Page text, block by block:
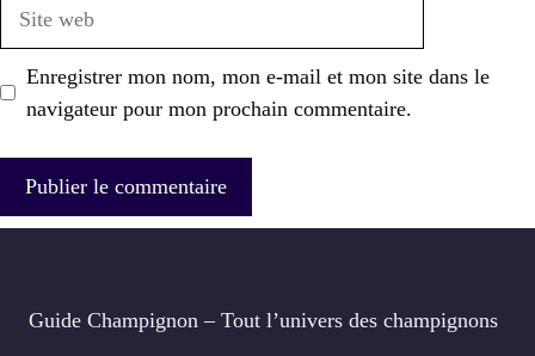
Enregistrer mon nom, mon e-mail et mon site dans le
navigateur pour mon prochain commentaire.
Guide Champignon – Tout l’univers des champignons